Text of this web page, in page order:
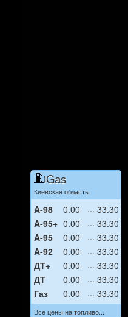
iGas
Киевская область
A-98 0.00
33.30
A-95+ 0.00
33.30
A-95
0.00
33.30
A-92
0.00
33.30
ДТ+
0.00
33.30
ДТ
0.00
33.30
Газ
0.00 33.30
Все цены на топливо...